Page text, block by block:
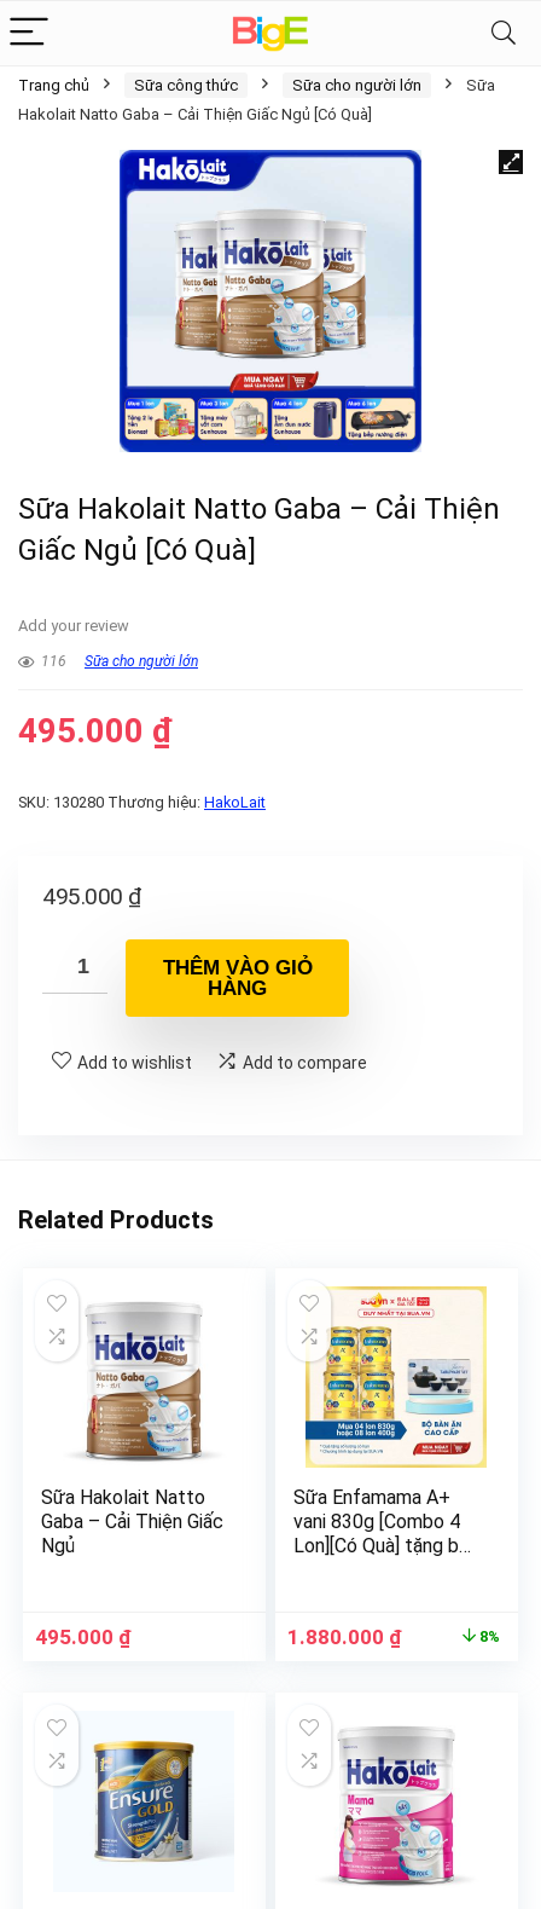
Trang chủ Sữa công thức Sữa cho người lớn
Sữa
Hakolait Natto Gaba – Cải Thiện Giấc Ngủ [Có Quà]
Sữa Hakolait Natto Gaba – Cải Thiện
Giấc Ngủ [Có Quà]
Add your review
116 Sữa cho người lớn
495.000 ₫
SKU: 130280 Thương hiệu: HakoLait
495.000 ₫
THÊM VÀO GIỎ
HÀNG
Add to wishlist Add to compare
Related Products
Sữa Hakolait Natto
Gaba – Cải Thiện Giấc
Ngủ
495.000 ₫
Sữa Enfamama A+
vani 830g [Combo 4
Lon][Có Quà] tặng bộ
1.880.000 ₫ 8%